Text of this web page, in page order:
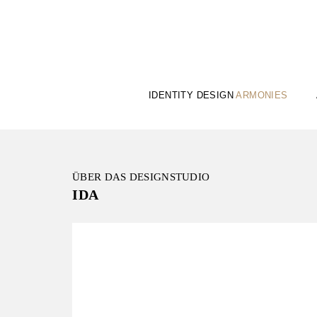
IDENTITY DESIGN ARMONIES
ÜBER DAS DESIGNSTUDIO
IDA